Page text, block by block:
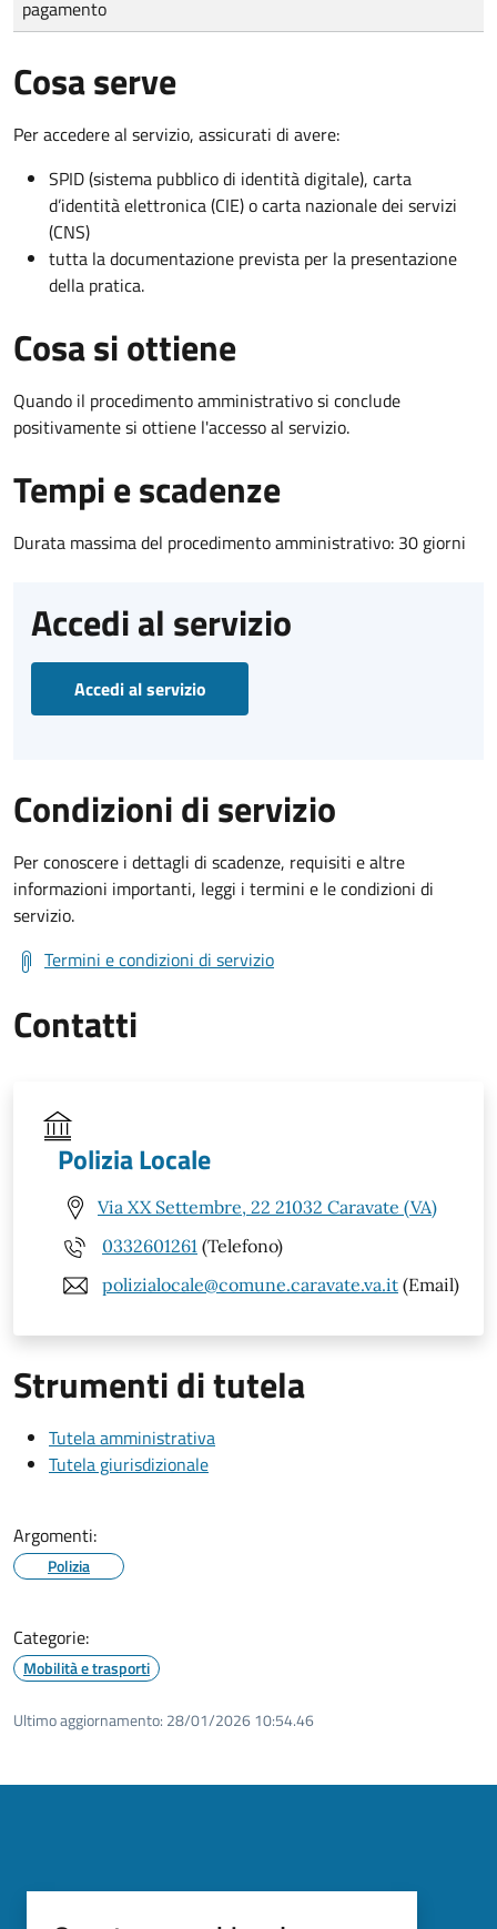
pagamento
Cosa serve
Per accedere al servizio, assicurati di avere:
SPID (sistema pubblico di identità digitale), carta
d’identità elettronica (CIE) o carta nazionale dei servizi
(CNS)
tutta la documentazione prevista per la presentazione
della pratica.
Cosa si ottiene
Quando il procedimento amministrativo si conclude
positivamente si ottiene l'accesso al servizio.
Tempi e scadenze
Durata massima del procedimento amministrativo: 30 giorni
Accedi al servizio
Accedi al servizio
Condizioni di servizio
Per conoscere i dettagli di scadenze, requisiti e altre
informazioni importanti, leggi i termini e le condizioni di
servizio.
Termini e condizioni di servizio
Contatti
Polizia Locale
Via XX Settembre, 22 21032 Caravate (VA)
0332601261 (Telefono)
polizialocale@comune.caravate.va.it (Email)
Strumenti di tutela
Tutela amministrativa
Tutela giurisdizionale
Argomenti:
Polizia
Categorie:
Mobilità e trasporti
Ultimo aggiornamento: 28/01/2026 10:54.46